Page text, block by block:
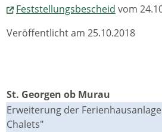
Feststellungsbescheid vom
Veröffentlicht am 25.10.2018
St. Georgen ob Murau
Erweiterung der
Chalets"